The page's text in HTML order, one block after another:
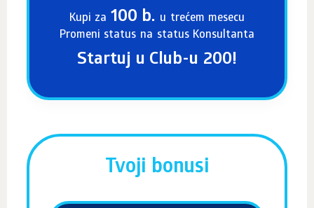
Kupi za 100 b. u trećem mesecu
Promeni status na status Konsultanta
Startuj u Club-u 200!
Tvoji bonusi